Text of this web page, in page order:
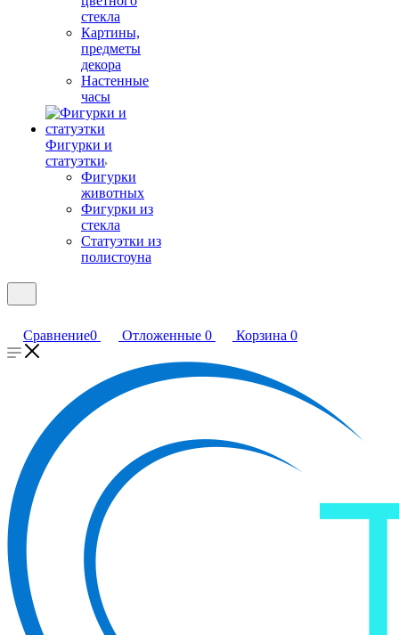
стекла
Картины,
предметы
декора
Настенные
часы
Фигурки и
статуэтки
Фигурки
животных
Фигурки из
стекла
Статуэтки из
полистоуна
Сравнение0 Отложенные 0 Корзина 0